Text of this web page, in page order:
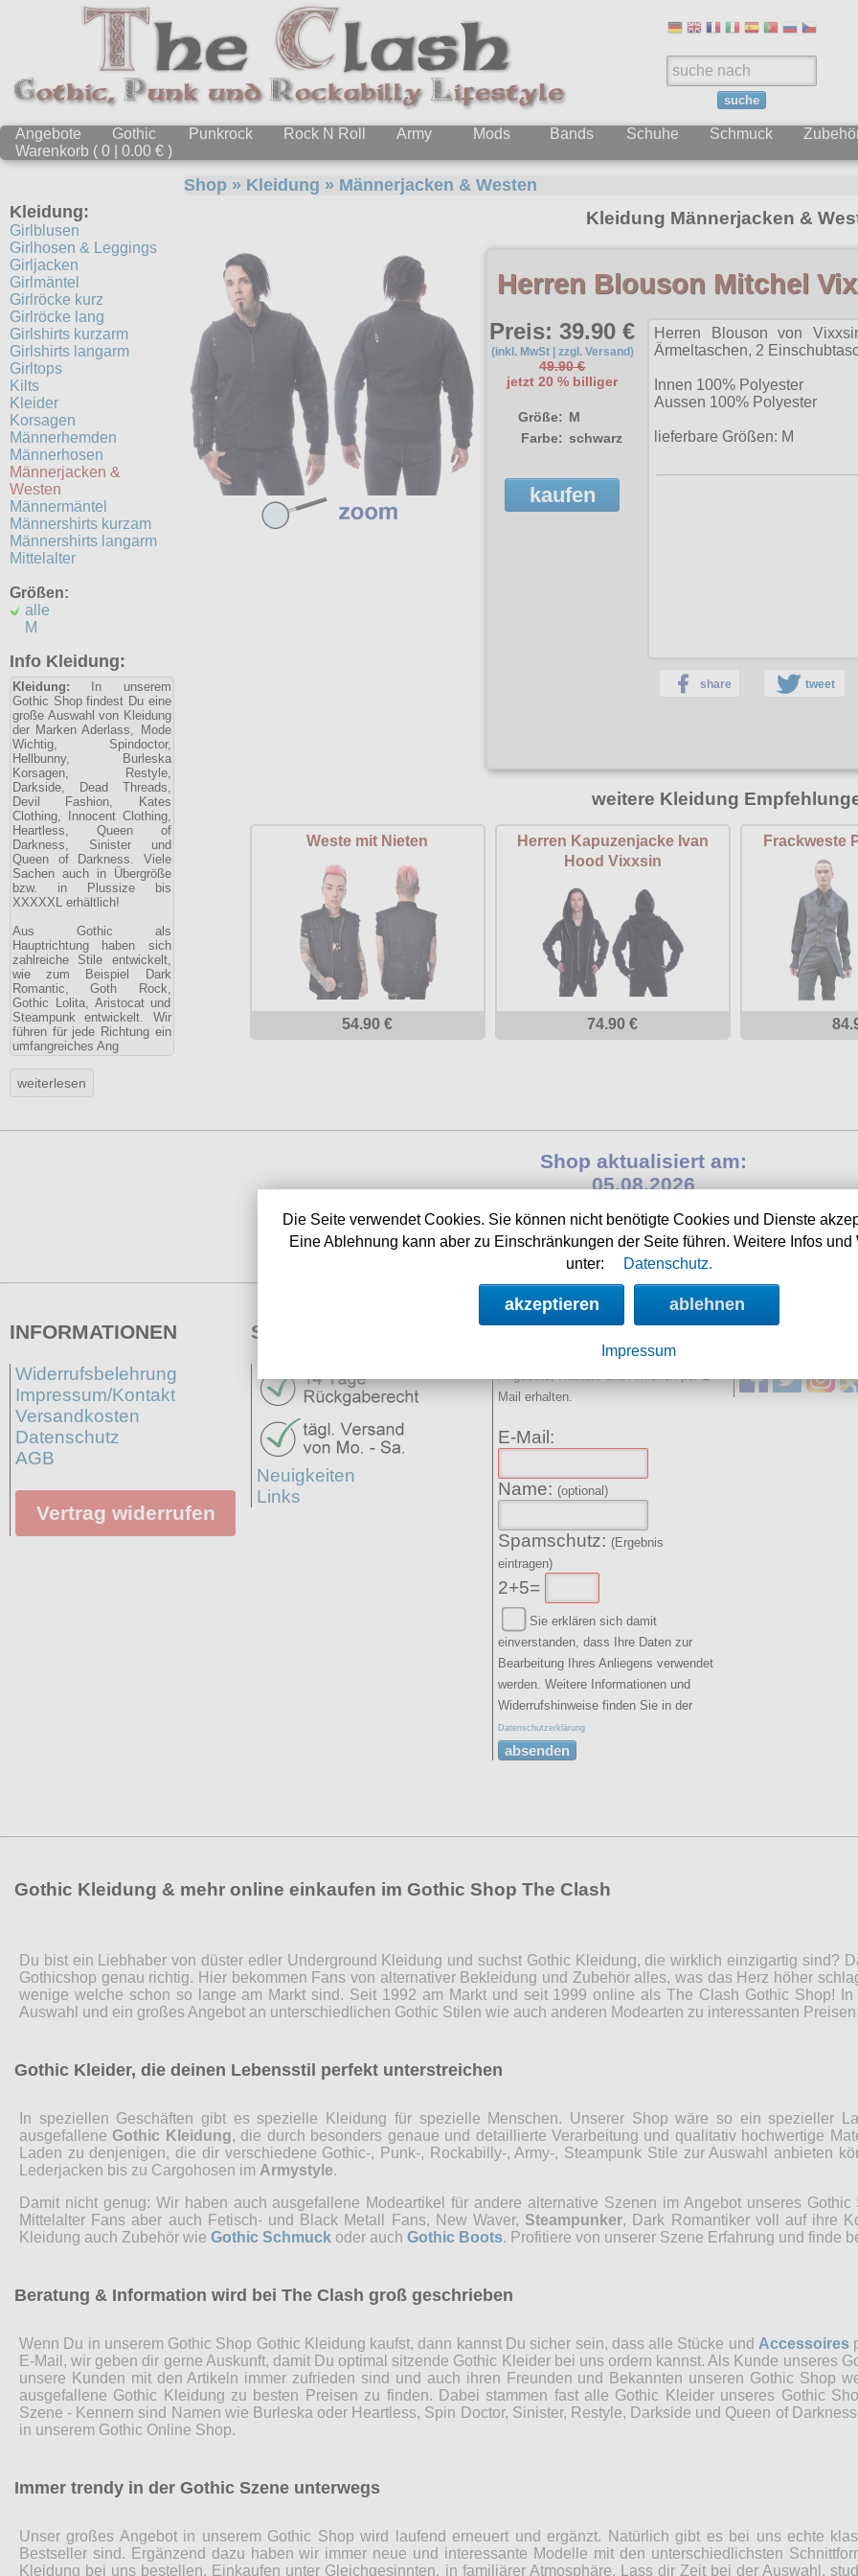
suche
Angebote Gothic Punkrock Rock N Roll Army Mods Bands Schuhe Schmuck
Warenkorb ( 0 | 0.00 € )
Kleidung:
Girlblusen
Girlhosen & Leggings
Girljacken
Girlmäntel
Girlröcke kurz
Girlröcke lang
Girlshirts kurzarm
Girlshirts langarm
Girltops
Kilts
Kleider
Korsagen
Männerhemden
Männerhosen
Männerjacken &
Westen
Männermäntel
Männershirts kurzam
Männershirts langarm
Mittelalter
Größen:
alle
M
Info Kleidung:
Kleidung: In unserem
Gothic Shop findest Du eine
große Auswahl von Kleidung
der Marken Aderlass, Mode
Wichtig, Spindoctor,
Hellbunny, Burleska
Korsagen, Restyle,
Darkside, Dead Threads,
Devil Fashion, Kates
Clothing, Innocent Clothing,
Heartless, Queen of
Darkness, Sinister und
Queen of Darkness. Viele
Sachen auch in Übergröße
bzw. in Plussize bis
XXXXXL erhältlich!
Aus Gothic als
Hauptrichtung haben sich
zahlreiche Stile entwickelt,
wie zum Beispiel Dark
Romantic, Goth Rock,
Gothic Lolita, Aristocat und
Steampunk entwickelt. Wir
führen für jede Richtung ein
umfangreiches Ang
Shop » Kleidung » Männerjacken & Westen
Kleidung Männerjacken &
Herren Blouson Mitchel
Preis: 39.90 €
(inkl. MwSt | zzgl. Versand)
49.90 €
jetzt 20 % billiger
Größe: M
Farbe: schwarz
kaufen
Herren Blouson von
Ärmeltaschen, 2
Innen 100% Polyester
Aussen 100% Polyester
lieferbare Größen: M
share tweet
weitere Kleidung
Weste mit Nieten
54.90 €
Herren Kapuzenjacke Ivan
Hood Vixxsin
74.90 €
Frackweste
Shop aktualisiert am:
05.08.2026
Nächste Auslieferung in:
20h 31m 21s
INFORMATIONEN
Widerrufsbelehrung
Impressum/Kontakt
Versandkosten
Datenschutz
AGB
Vertrag widerrufen
SERVICE
Neuigkeiten
Links
NEWSLETTER
Angebote, Rabatte und Aktionen per E-
Mail erhalten.
E-Mail:
Name: (optional)
Spamschutz: (Ergebnis
eintragen)
2+5=
Sie erklären sich damit
einverstanden, dass Ihre Daten zur
Bearbeitung Ihres Anliegens verwendet
werden. Weitere Informationen und
Widerrufshinweise finden Sie in der
Datenschutzerklärung
absenden
SOCIAL
Gothic Kleidung & mehr online einkaufen im Gothic Shop The Clash
Du bist ein Liebhaber von düster edler Underground Kleidung und suchst Gothic Kleidung, die wirklich einzigartig sind?
Gothicshop genau richtig. Hier bekommen Fans von alternativer Bekleidung und Zubehör alles, was das Herz höher
wenige welche schon so lange am Markt sind. Seit 1992 am Markt und seit 1999 online als The Clash Gothic Shop!
Auswahl und ein großes Angebot an unterschiedlichen Gothic Stilen wie auch anderen Modearten zu interessanten
Gothic Kleider, die deinen Lebensstil perfekt unterstreichen
In speziellen Geschäften gibt es spezielle Kleidung für spezielle Menschen. Unserer Shop wäre so ein spezieller
ausgefallene Gothic Kleidung, die durch besonders genaue und detaillierte Verarbeitung und qualitativ hochwertige
Laden zu denjenigen, die dir verschiedene Gothic-, Punk-, Rockabilly-, Army-, Steampunk Stile zur Auswahl anbieten
Lederjacken bis zu Cargohosen im Armystyle.
Damit nicht genug: Wir haben auch ausgefallene Modeartikel für andere alternative Szenen im Angebot unseres
Mittelalter Fans aber auch Fetisch- und Black Metall Fans, New Waver, Steampunker, Dark Romantiker voll auf ihre
Kleidung auch Zubehör wie Gothic Schmuck oder auch Gothic Boots. Profitiere von unserer Szene Erfahrung und finde
Beratung & Information wird bei The Clash groß geschrieben
Wenn Du in unserem Gothic Shop Gothic Kleidung kaufst, dann kannst Du sicher sein, dass alle Stücke und Accessoires
E-Mail, wir geben dir gerne Auskunft, damit Du optimal sitzende Gothic Kleider bei uns ordern kannst. Als Kunde unseres
unsere Kunden mit den Artikeln immer zufrieden sind und auch ihren Freunden und Bekannten unseren Gothic Shop
ausgefallene Gothic Kleidung zu besten Preisen zu finden. Dabei stammen fast alle Gothic Kleider unseres Gothic
Szene - Kennern sind Namen wie Burleska oder Heartless, Spin Doctor, Sinister, Restyle, Darkside und Queen of
in unserem Gothic Online Shop.
Immer trendy in der Gothic Szene unterwegs
Unser großes Angebot in unserem Gothic Shop wird laufend erneuert und ergänzt. Natürlich gibt es bei uns echte
Bestseller sind. Ergänzend dazu haben wir immer neue und interessante Modelle mit den unterschiedlichsten
Kleidung bei uns bestellen. Einkaufen unter Gleichgesinnten, in familiärer Atmosphäre. Lass dir Zeit bei der Auswahl,
Die Seite verwendet Cookies. Sie können nicht benötigte Cookies und Dienste
Eine Ablehnung kann aber zu Einschränkungen der Seite führen. Weitere Infos
unter:
Datenschutz.
akzeptieren ablehnen
Impressum